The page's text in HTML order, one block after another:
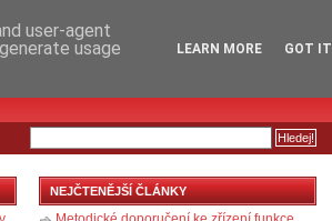
NEJČTENĚJŠÍ ČLÁNKY
user-agent
usage
LEARN MORE GOT IT